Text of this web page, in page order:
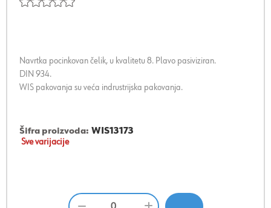
Navrtka pocinkovan čelik, u kvalitetu 8. Plavo pasiviziran.
DIN 934.
WIS pakovanja su veća indrustrijska pakovanja.
Šifra proizvoda: WIS13173
Sve varijacije